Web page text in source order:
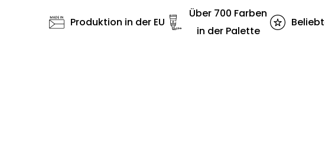
Produktion in der EU
Über 700 Farben
in der Palette